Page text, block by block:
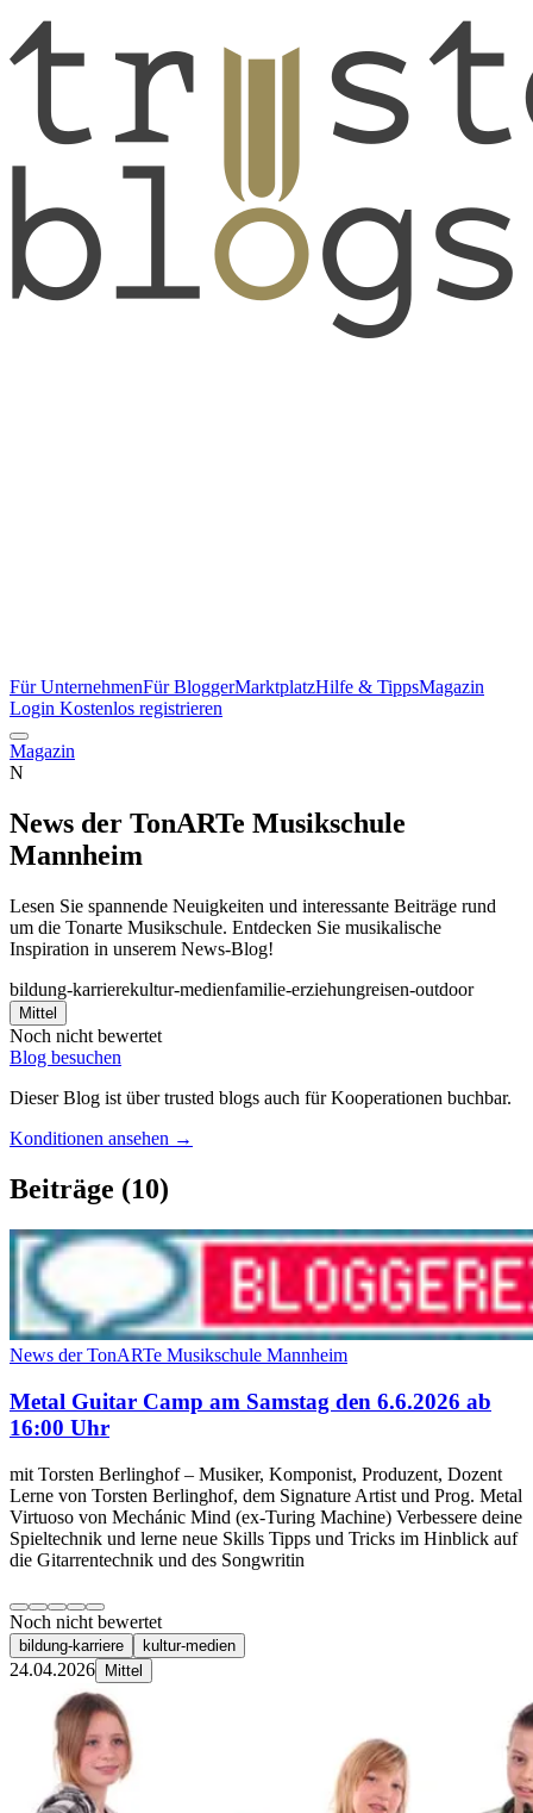
Für UnternehmenFür BloggerMarktplatzHilfe & TippsMagazin
Login Kostenlos registrieren
Magazin
N
News der TonARTe Musikschule
Mannheim
Lesen Sie spannende Neuigkeiten und interessante Beiträge rund
um die Tonarte Musikschule. Entdecken Sie musikalische
Inspiration in unserem News-Blog!
bildung-karrierekultur-medienfamilie-erziehungreisen-outdoor
Mittel
Noch nicht bewertet
Blog besuchen
Dieser Blog ist über trusted blogs auch für Kooperationen buchbar.
Konditionen ansehen →
Beiträge (10)
News der TonARTe Musikschule Mannheim
Metal Guitar Camp am Samstag den 6.6.2026 ab
16:00 Uhr
mit Torsten Berlinghof – Musiker, Komponist, Produzent, Dozent
Lerne von Torsten Berlinghof, dem Signature Artist und Prog. Metal
Virtuoso von Mechánic Mind (ex-Turing Machine) Verbessere deine
Spieltechnik und lerne neue Skills Tipps und Tricks im Hinblick auf
die Gitarrentechnik und des Songwritin
Noch nicht bewertet
bildung-karriere kultur-medien
24.04.2026 Mittel